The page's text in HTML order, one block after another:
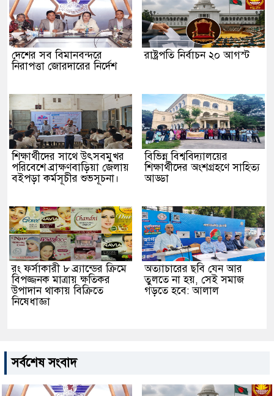
দেশের সব বিমানবন্দরে
নিরাপত্তা জোরদারের নির্দেশ
রাষ্ট্রপতি নির্বাচন ২০ আগস্ট
শিক্ষার্থীদের সাথে উৎসবমুখর
পরিবেশে ব্রাক্ষণবাড়িয়া জেলায়
বইপড়া কর্মসূচীর শুভসূচনা।
বিভিন্ন বিশ্ববিদ্যালয়ের
শিক্ষার্থীদের অংশগ্রহণে সাহিত্য
আড্ডা
রং ফর্সাকারী ৮ ব্র্যান্ডের ক্রিমে
বিপজ্জনক মাত্রায় ক্ষতিকর
উপাদান থাকায় বিক্রিতে
নিষেধাজ্ঞা
অত্যাচারের ছবি যেন আর
তুলতে না হয়, সেই সমাজ
গড়তে হবে: আলাল
সর্বশেষ সংবাদ